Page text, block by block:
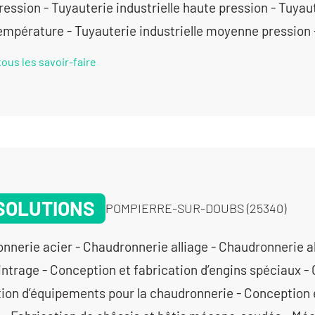
- Tuyauterie industrielle haute pression -
- Tuyauterie industrielle moyenne
les savoir-faire
POMPIERRE-SUR-DOUBS (25340)
acier - Chaudronnerie alliage - Chaudronnerie
- Conception et fabrication d’engins spéciaux -
d’équipements pour la chaudronnerie -